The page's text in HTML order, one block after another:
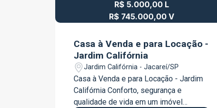
público e diversos comércios. Uma
excelente oportunidade para morar com
uma localização privilegiada. Entre em
contato para mais informações e
agende sua visita!
R$ 5.000,00 L
R$ 745.000,00 V
Casa à Venda e para Locação -
Jardim Califórnia
Jardim Califórnia - Jacareí/SP
Casa à Venda e para Locação - Jardim
Califórnia Conforto, segurança e
qualidade de vida em um imóvel